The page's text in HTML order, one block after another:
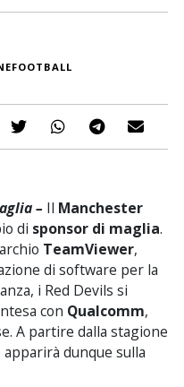
– Il Manchester
di sponsor di maglia.
TeamViewer,
di software per la
i Red Devils si
con Qualcomm,
A partire dalla stagione
apparirà dunque sulla